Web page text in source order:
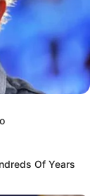
Of Years